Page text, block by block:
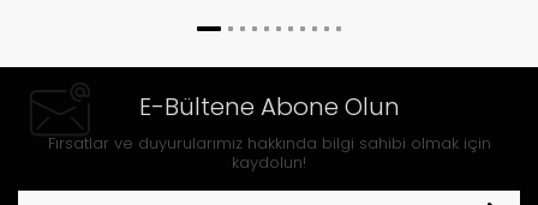
E-Bültene Abone Olun
Fırsatlar ve duyurularımız hakkında bilgi sahibi olmak için
kaydolun!